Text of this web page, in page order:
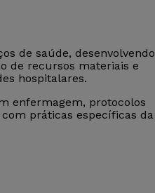
de saúde, desenvolvendo
de recursos materiais e
hospitalares.
enfermagem, protocolos
práticas específicas da